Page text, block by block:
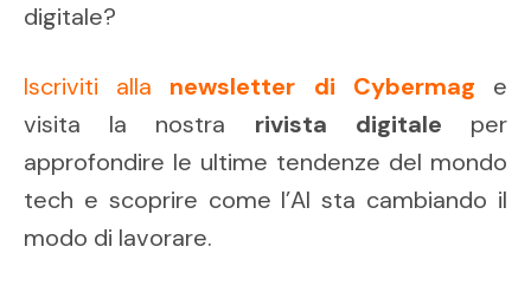
digitale?
Iscriviti alla newsletter di Cybermag e
visita la nostra rivista digitale per
approfondire le ultime tendenze del mondo
tech e scoprire come l’AI sta cambiando il
modo di lavorare.